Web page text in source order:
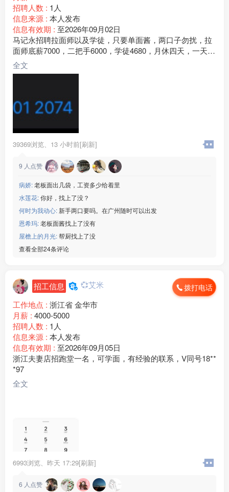
招聘人数 : 1人
信息来源 : 本人发布
信息有效期 : 至2026年09月02日
马记永招聘拉面师以及学徒，只要单面酱，两口子勿扰，拉
面师底薪7000，二把手6000，学徒4680，月休四天，一天工
作9个小时，工作氛围融洽，包吃住 ，清真食材，拉面师都
是回民地址：北京市朝阳区合生汇商场《马记永兰州牛肉
全文
39369浏览、 13 小时前[刷新]
9 人点赞
病娇:老板面出几袋，工资多少给着里
水莲花:你好，找上了没？
何时为我动心:新手两口要吗。在广州随时可以出发
恩希玛:老板面酱找上了没有
屋檐上的月光:帮厨找上了没
查看全部24条评论
招工信息 💞艾米 拨打电话
工作地点 : 浙江省 金华市
月薪 : 4000-5000
招聘人数 : 1人
信息来源 : 本人发布
信息有效期 : 至2026年09月05日
浙江夫妻店招跑堂一名，可学面，有经验的联系，V同号18**
*97
全文
6993浏览、 昨天 17:29[刷新]
6 人点赞